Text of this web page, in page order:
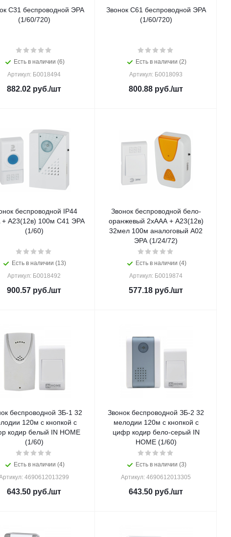
C31 беспроводной ЭРА
(1/60/720)
Есть в наличии (6)
Артикул: Б0018494
882.02 руб./шт
Звонок C61 беспроводной ЭРА
(1/60/720)
Есть в наличии (2)
Артикул: Б0018093
800.88 руб./шт
беспроводной IP44
+ А23(12в) 100м C41 ЭРА
(1/60)
Есть в наличии (13)
Артикул: Б0018492
900.57 руб./шт
Звонок беспроводной бело-
оранжевый 2хААА + А23(12в)
32мел 100м аналоговый A02
ЭРА (1/24/72)
Есть в наличии (4)
Артикул: Б0019874
577.18 руб./шт
беспроводной ЗБ-1 32
120м с кнопкой с
кодир белый IN HOME
(1/60)
Есть в наличии (4)
4690612013299
643.50 руб./шт
Звонок беспроводной ЗБ-2 32
мелодии 120м с кнопкой с
цифр кодир бело-серый IN
HOME (1/60)
Есть в наличии (3)
Артикул: 4690612013305
643.50 руб./шт